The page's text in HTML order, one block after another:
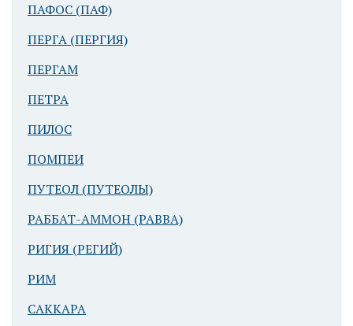
ПАФОС (ПАФ)
ПЕРГА (ПЕРГИЯ)
ПЕРГАМ
ПЕТРА
ПИЛОС
ПОМПЕИ
ПУТЕОЛ (ПУТЕОЛЫ)
РАББАТ-АММОН (РАВВА)
РИГИЯ (РЕГИЙ)
РИМ
САККАРА